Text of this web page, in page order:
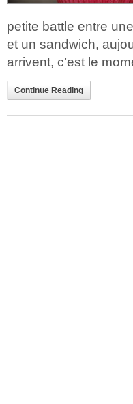
petite battle entre
et un sandwich,
arrivent, c’est le
Continue Reading